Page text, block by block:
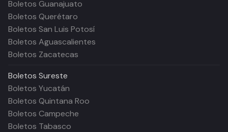
Boletos Guanajuato
Boletos Querétaro
Boletos San Luis Potosí
Boletos Aguascalientes
Boletos Zacatecas
Boletos Sureste
Boletos Yucatán
Boletos Quintana Roo
Boletos Campeche
Boletos Tabasco